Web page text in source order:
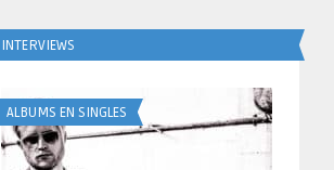
INTERVIEWS
ALBUMS EN SINGLES